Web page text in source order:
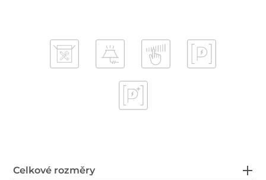
Celkové rozměry